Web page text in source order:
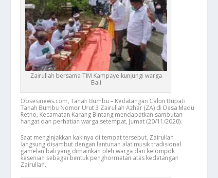
Zairullah bersama TIM Kampaye kunjungi warga
Bali
Obsesinews.com, Tanah Bumbu – Kedatangan Calon Bupati
Tanah Bumbu Nomor Urut 3 Zairullah Azhar (ZA) di Desa Madu
Retno, Kecamatan Karang Bintang mendapatkan sambutan
hangat dan perhatian warga setempat, Jumat (20/11/2020).
Saat menginjakkan kakinya di tempat tersebut, Zairullah
langsung disambut dengan lantunan alat musik tradisional
gamelan bali yang dimainkan oleh warga dari kelompok
kesenian sebagai bentuk penghormatan atas kedatangan
Zairullah.